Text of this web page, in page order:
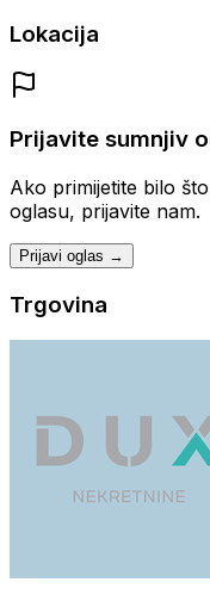
Lokacija
Prijavite sumnjiv
Ako primijetite bilo
oglasu, prijavite nam.
Prijavi oglas →
Trgovina